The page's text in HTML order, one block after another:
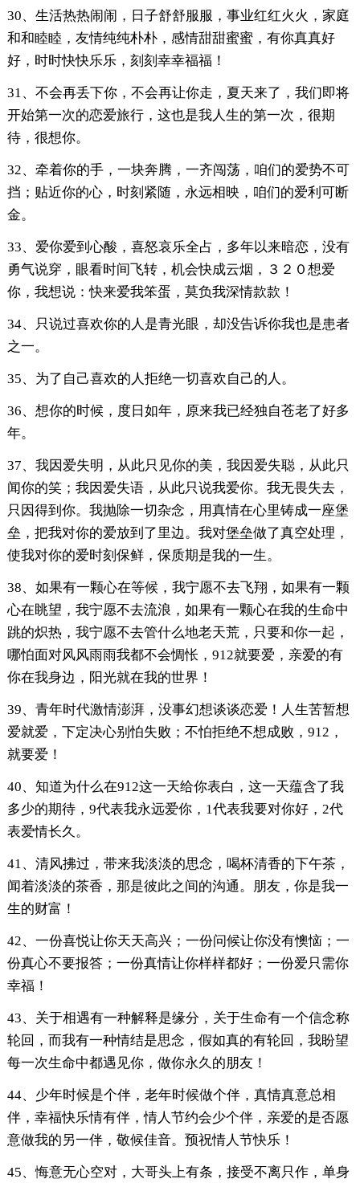
30、生活热热闹闹，日子舒舒服服，事业红红火火，家庭
和和睦睦，友情纯纯朴朴，感情甜甜蜜蜜，有你真真好
好，时时快快乐乐，刻刻幸幸福福！
31、不会再丢下你，不会再让你走，夏天来了，我们即将
开始第一次的恋爱旅行，这也是我人生的第一次，很期
待，很想你。
32、牵着你的手，一块奔腾，一齐闯荡，咱们的爱势不可
挡；贴近你的心，时刻紧随，永远相映，咱们的爱利可断
金。
33、爱你爱到心酸，喜怒哀乐全占，多年以来暗恋，没有
勇气说穿，眼看时间飞转，机会快成云烟，３２０想爱
你，我想说：快来爱我笨蛋，莫负我深情款款！
34、只说过喜欢你的人是青光眼，却没告诉你我也是患者
之一。
35、为了自己喜欢的人拒绝一切喜欢自己的人。
36、想你的时候，度日如年，原来我已经独自苍老了好多
年。
37、我因爱失明，从此只见你的美，我因爱失聪，从此只
闻你的笑；我因爱失语，从此只说我爱你。我无畏失去，
只因得到你。我抛除一切杂念，用真情在心里铸成一座堡
垒，把我对你的爱放到了里边。我对堡垒做了真空处理，
使我对你的爱时刻保鲜，保质期是我的一生。
38、如果有一颗心在等候，我宁愿不去飞翔，如果有一颗
心在眺望，我宁愿不去流浪，如果有一颗心在我的生命中
跳的炽热，我宁愿不去管什么地老天荒，只要和你一起，
哪怕面对风风雨雨我都不会惆怅，912就要爱，亲爱的有
你在我身边，阳光就在我的世界！
39、青年时代激情澎湃，没事幻想谈谈恋爱！人生苦暂想
爱就爱，下定决心别怕失败；不怕拒绝不想成败，912，
就要爱！
40、知道为什么在912这一天给你表白，这一天蕴含了我
多少的期待，9代表我永远爱你，1代表我要对你好，2代
表爱情长久。
41、清风拂过，带来我淡淡的思念，喝杯清香的下午茶，
闻着淡淡的茶香，那是彼此之间的沟通。朋友，你是我一
生的财富！
42、一份喜悦让你天天高兴；一份问候让你没有懊恼；一
份真心不要报答；一份真情让你样样都好；一份爱只需你
幸福！
43、关于相遇有一种解释是缘分，关于生命有一个信念称
轮回，而我有一种情结是思念，假如真的有轮回，我盼望
每一次生命中都遇见你，做你永久的朋友！
44、少年时候是个伴，老年时候做个伴，真情真意总相
伴，幸福快乐情有伴，情人节约会少个伴，亲爱的是否愿
意做我的另一伴，敬候佳音。预祝情人节快乐！
45、悔意无心空对，大哥头上有条，接受不离只作，单身